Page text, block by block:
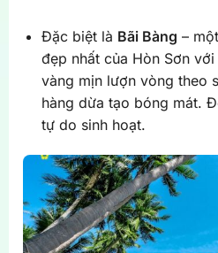
Đặc biệt là Bãi Bàng –
đẹp nhất của Hòn Sơn
vàng mịn lượn vòng theo
hàng dừa tạo bóng mát.
tự do sinh hoạt.